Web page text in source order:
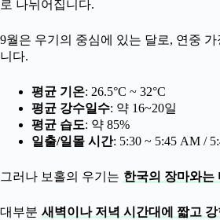
로 나뉘어집니다.
9월은 우기의 중심에 있는 달로, 연중
니다.
평균 기온: 26.5°C ~ 32°C
평균 강수일수: 약 16~20일
평균 습도: 약 85%
일출/일몰 시간: 5:30 ~ 5:45 AM /
그러나 보홀의 우기는 한국의 장마와는
대부분 새벽이나 저녁 시간대에 짧고 강